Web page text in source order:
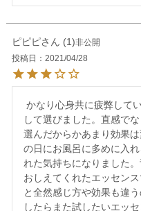
ピピピ 1 非公開
投稿日
2021/04/28
して選びました。直感で
選んだからかあまり効果
の日にお風呂に多めに入
れた気持ちになりました
おしえてくれたエッセン
と全然感じ方や効果も違
したらまた試したいエッセ